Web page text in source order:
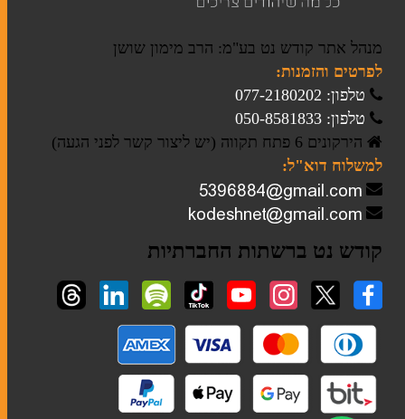
מנהל אתר קודש נט בע"מ: הרב מימון שושן
לפרטים והזמנות:
טלפון: 077-2180202
טלפון: 050-8581833
הירקונים 6 פתח תקווה (יש ליצור קשר לפני הגעה)
למשלוח דוא"ל:
קודש נט ברשתות החברתיות